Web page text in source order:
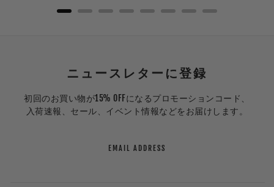
ニュースレターに登録
初回のお買い物が15% OFFになるプロモーションコード、
入荷速報、セール、イベント情報などをお届けします。
EMAIL ADDRESS